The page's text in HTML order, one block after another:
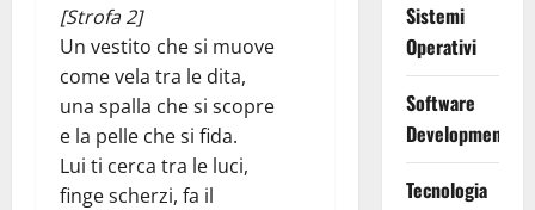
[Strofa 2]
Un vestito che si muove
come vela tra le dita,
una spalla che si scopre
e la pelle che si fida.
Lui ti cerca tra le luci,
finge scherzi, fa il
Sistemi
Operativi
Software
Development
Tecnologia